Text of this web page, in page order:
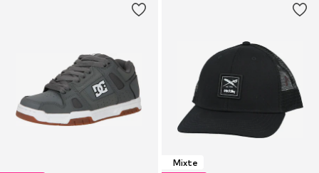
Mixte